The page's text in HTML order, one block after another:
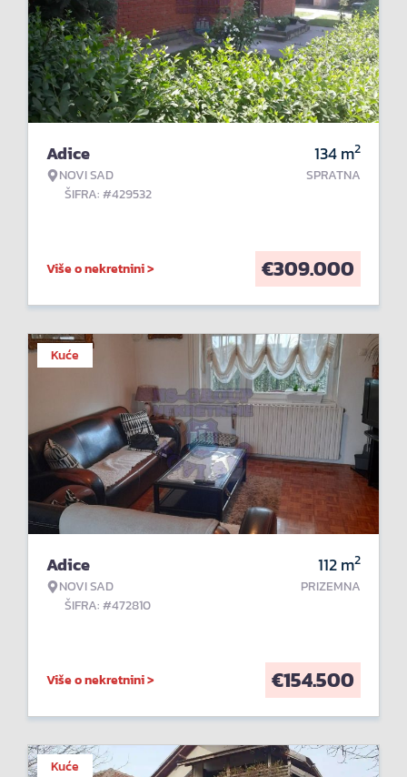
Adice
NOVI SAD
ŠIFRA: #429532
134m2
SPRATNA
Više o nekretnini > €309.000
Kuće
Adice
NOVI SAD
ŠIFRA: #472810
112m2
PRIZEMNA
Više o nekretnini > €154.500
Kuće